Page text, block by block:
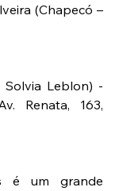
(Chapecó –
Leblon) -
Renata, 163,
é um grande